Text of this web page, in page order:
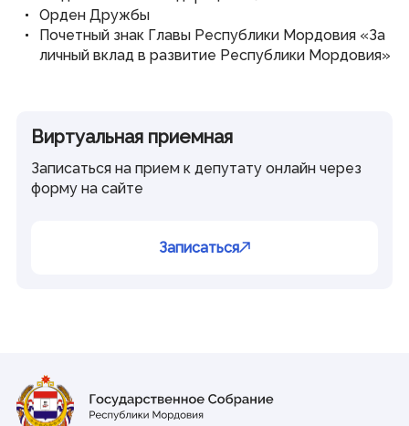
Орден Дружбы
Почетный знак Главы Республики Мордовия «За
личный вклад в развитие Республики Мордовия»
Виртуальная приемная
Записаться на прием к депутату онлайн через
форму на сайте
Записаться